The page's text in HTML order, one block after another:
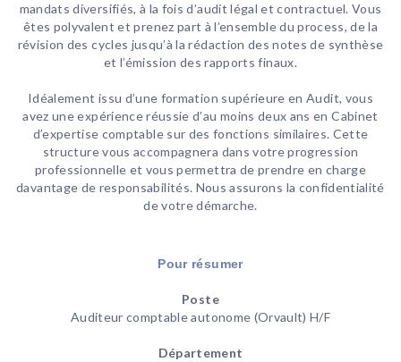
mandats diversifiés, à la fois d’audit légal et contractuel. Vous
êtes polyvalent et prenez part à l’ensemble du process, de la
révision des cycles jusqu’à la rédaction des notes de synthèse
et l’émission des rapports finaux.
Idéalement issu d’une formation supérieure en Audit, vous
avez une expérience réussie d’au moins deux ans en Cabinet
d’expertise comptable sur des fonctions similaires. Cette
structure vous accompagnera dans votre progression
professionnelle et vous permettra de prendre en charge
davantage de responsabilités. Nous assurons la confidentialité
de votre démarche.
Pour résumer
Poste
Auditeur comptable autonome (Orvault) H/F
Département